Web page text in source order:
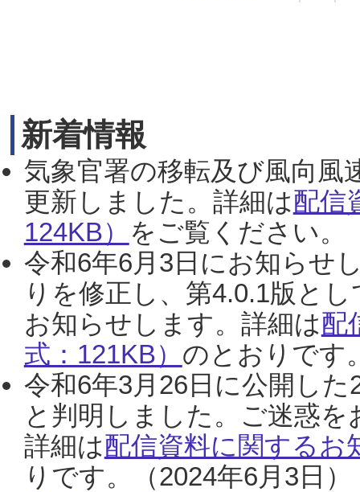
新着情報
気象官署の移転及び風向風
更新しました。詳細は配信
124KB） をご覧ください。
令和6年6月3日にお知らせ
りを修正し、第4.0.1版と
お知らせします。詳細は配
式：121KB） のとおりです
令和6年3月26日に公開し
と判明しました。ご迷惑
詳細は配信資料に関するお
りです。（2024年6月3日）